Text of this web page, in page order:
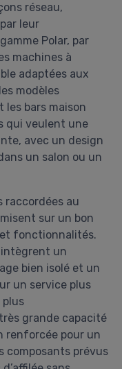
réseau,
leur
Polar, par
machines à
adaptées aux
modèles
les bars maison
qui veulent une
avec un design
un salon ou un
raccordées au
sur un bon
fonctionnalités.
intègrent un
bien isolé et un
un service plus
plus
grande capacité
renforcée pour un
composants prévus